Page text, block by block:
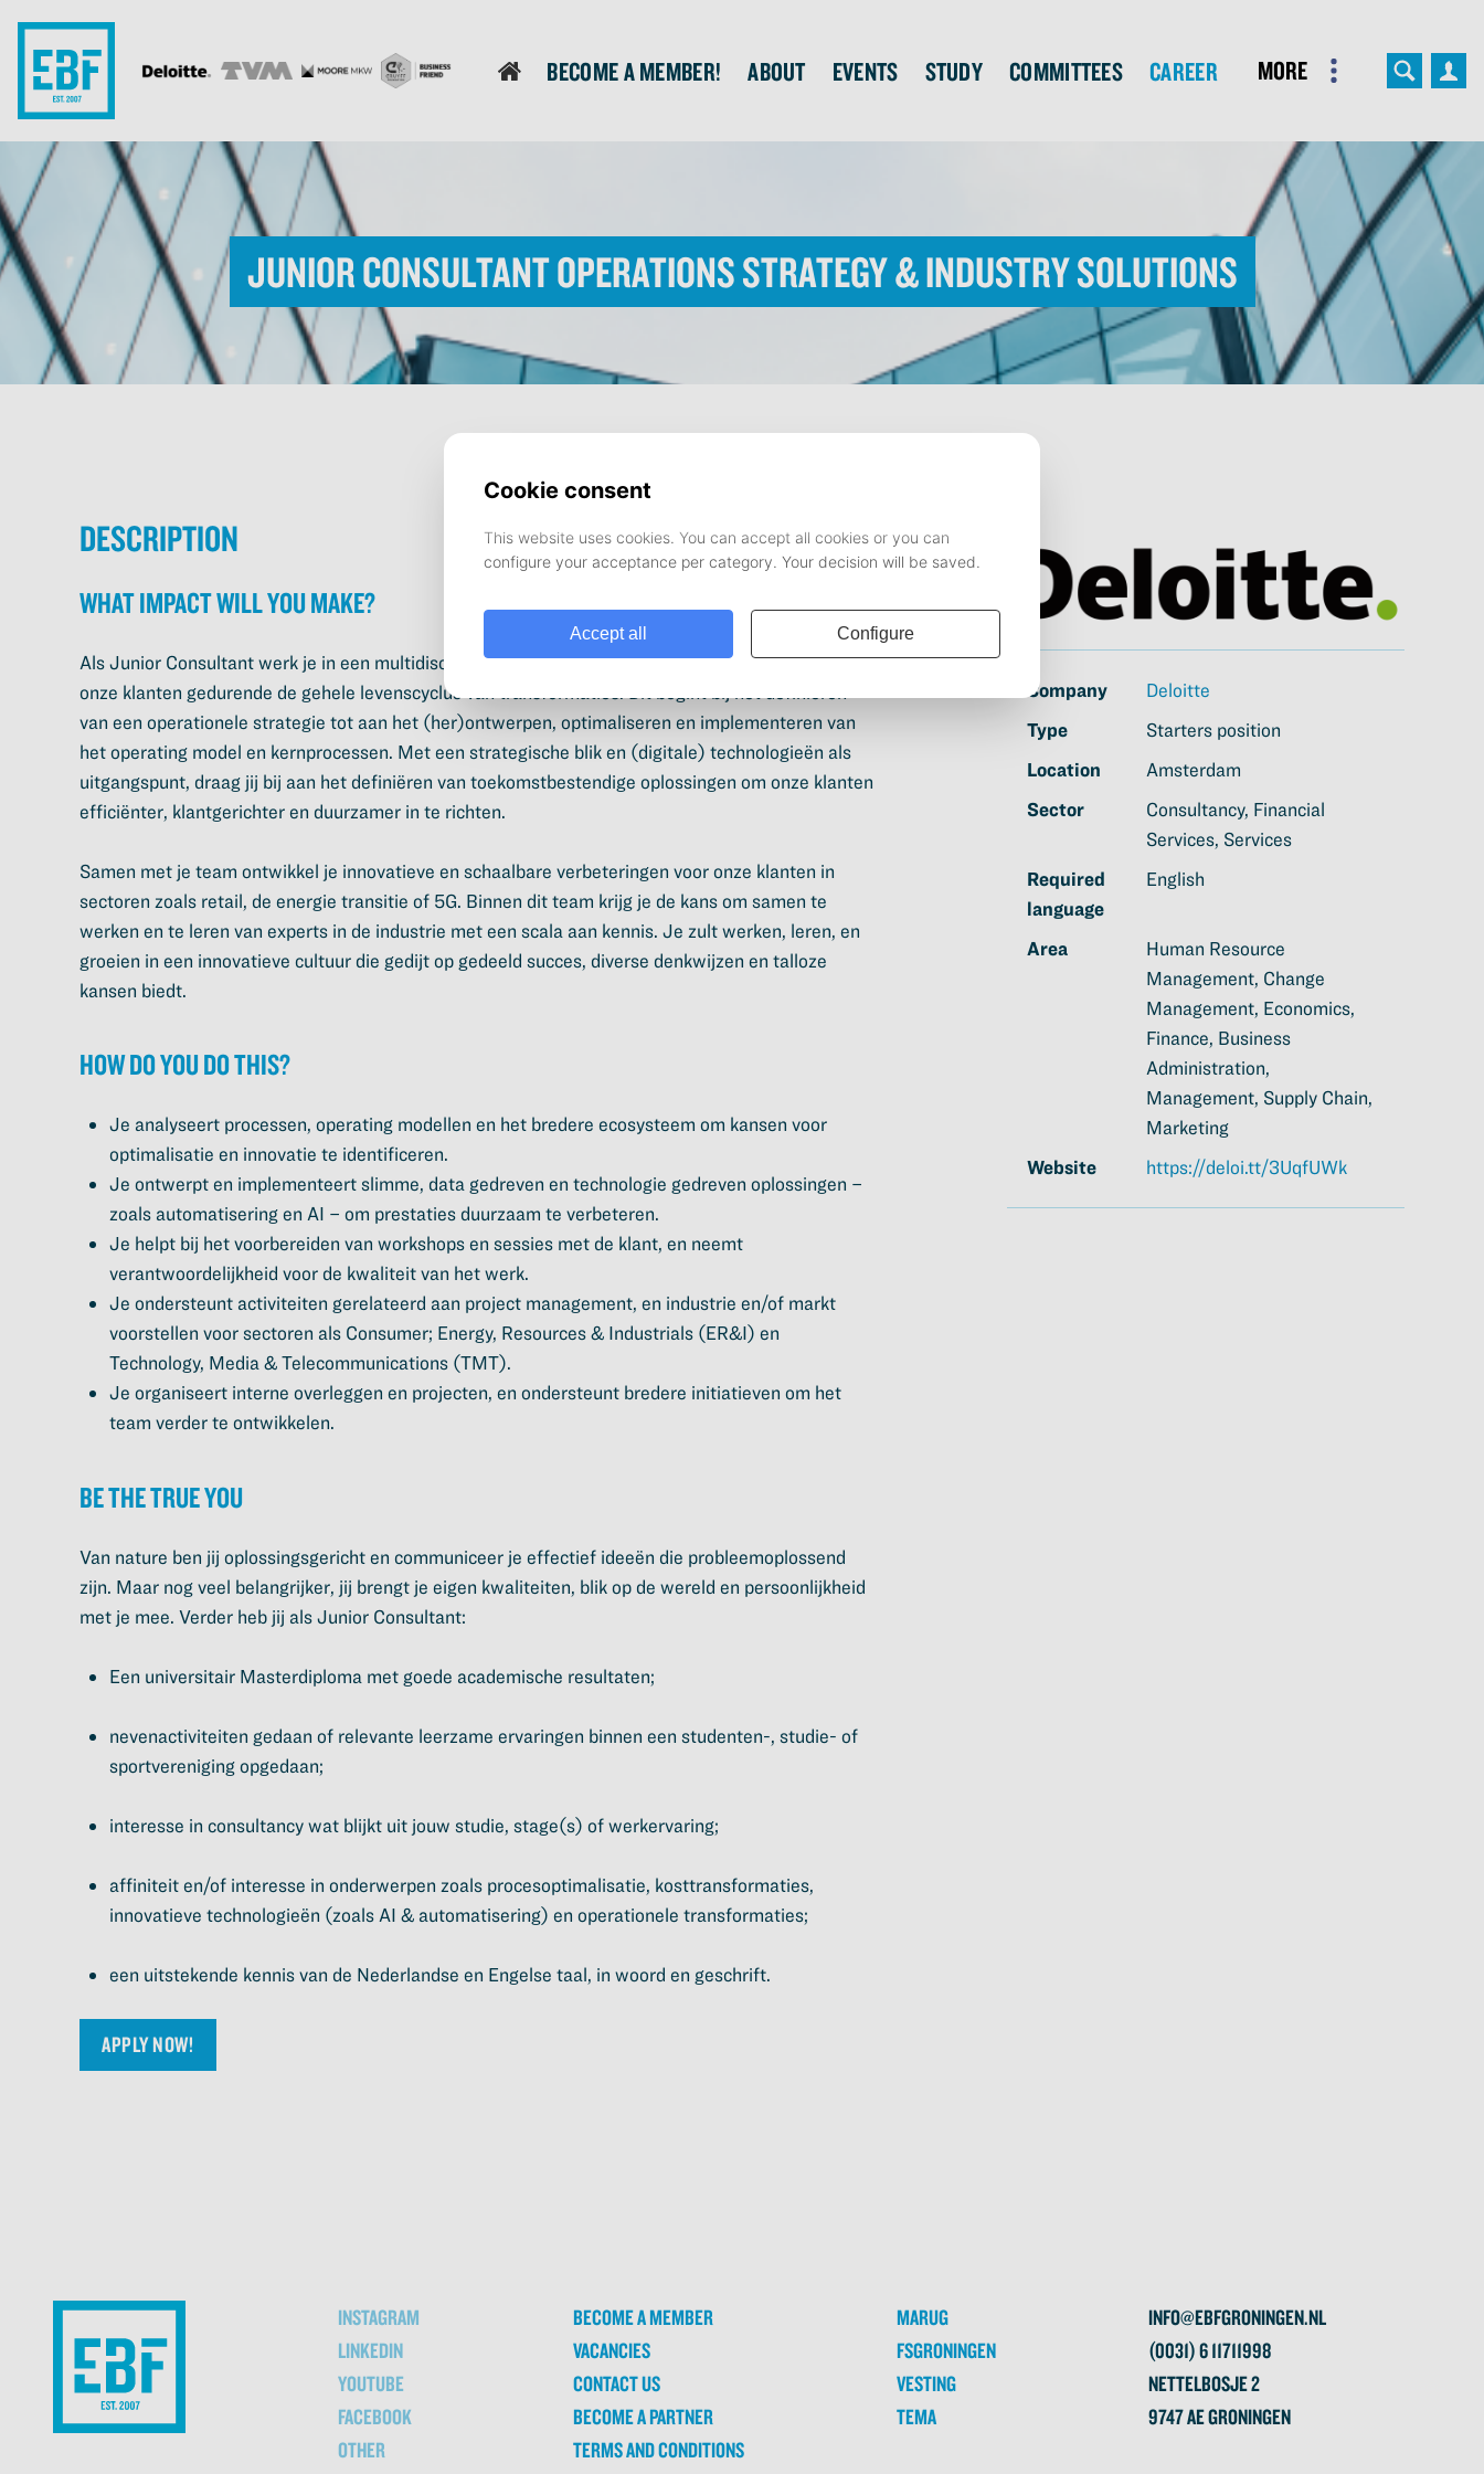
login
Become a member! About Events Study Committees Career More
Junior Consultant Operations Strategy & Industry Solutions
Company
Deloitte
Type
Starters position
Location
Amsterdam
Sector
Consultancy, Financial
Services, Services
Required
language
English
Area
Human Resource
Management, Change
Management, Economics,
Finance, Business
Administration,
Management, Supply Chain,
Marketing
Website
https://deloi.tt/3UqfUWk
Description
What impact will you make?
Als Junior Consultant werk je in een multidisciplinair team van Deloitte om waarde te leveren aan
onze klanten gedurende de gehele levenscyclus van transformaties. Dit begint bij het definiëren
van een operationele strategie tot aan het (her)ontwerpen, optimaliseren en implementeren van
het operating model en kernprocessen. Met een strategische blik en (digitale) technologieën als
uitgangspunt, draag jij bij aan het definiëren van toekomstbestendige oplossingen om onze klanten
efficiënter, klantgerichter en duurzamer in te richten.
Samen met je team ontwikkel je innovatieve en schaalbare verbeteringen voor onze klanten in
sectoren zoals retail, de energie transitie of 5G. Binnen dit team krijg je de kans om samen te
werken en te leren van experts in de industrie met een scala aan kennis. Je zult werken, leren, en
groeien in een innovatieve cultuur die gedijt op gedeeld succes, diverse denkwijzen en talloze
kansen biedt.
How do you do this?
Je analyseert processen, operating modellen en het bredere ecosysteem om kansen voor
optimalisatie en innovatie te identificeren.
Je ontwerpt en implementeert slimme, data gedreven en technologie gedreven oplossingen –
zoals automatisering en AI – om prestaties duurzaam te verbeteren.
Je helpt bij het voorbereiden van workshops en sessies met de klant, en neemt
verantwoordelijkheid voor de kwaliteit van het werk.
Je ondersteunt activiteiten gerelateerd aan project management, en industrie en/of markt
voorstellen voor sectoren als Consumer; Energy, Resources & Industrials (ER&I) en
Technology, Media & Telecommunications (TMT).
Je organiseert interne overleggen en projecten, en ondersteunt bredere initiatieven om het
team verder te ontwikkelen.
Be the true you
Van nature ben jij oplossingsgericht en communiceer je effectief ideeën die probleemoplossend
zijn. Maar nog veel belangrijker, jij brengt je eigen kwaliteiten, blik op de wereld en persoonlijkheid
met je mee. Verder heb jij als Junior Consultant:
Een universitair Masterdiploma met goede academische resultaten;
nevenactiviteiten gedaan of relevante leerzame ervaringen binnen een studenten-, studie- of
sportvereniging opgedaan;
interesse in consultancy wat blijkt uit jouw studie, stage(s) of werkervaring;
affiniteit en/of interesse in onderwerpen zoals procesoptimalisatie, kosttransformaties,
innovatieve technologieën (zoals AI & automatisering) en operationele transformaties;
een uitstekende kennis van de Nederlandse en Engelse taal, in woord en geschrift.
APPLY NOW!
INSTAGRAM
LINKEDIN
YOUTUBE
FACEBOOK
OTHER
BECOME A MEMBER
VACANCIES
CONTACT US
BECOME A PARTNER
TERMS AND CONDITIONS
MARUG
FSGRONINGEN
VESTING
TEMA
INFO@EBFGRONINGEN.NL
(0031) 6 11711998
NETTELBOSJE 2
9747 AE GRONINGEN